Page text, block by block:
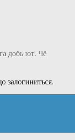
добь ют. Чё
залогиниться.